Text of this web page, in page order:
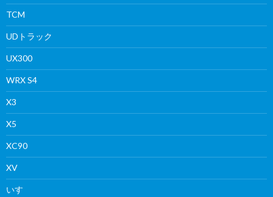
TCM
UDトラック
UX300
WRX S4
X3
X5
XC90
XV
いすゞ